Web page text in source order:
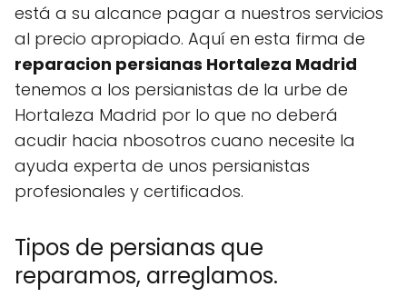
está a su alcance pagar a nuestros servicios
al precio apropiado. Aquí en esta firma de
reparacion persianas Hortaleza Madrid
tenemos a los persianistas de la urbe de
Hortaleza Madrid por lo que no deberá
acudir hacia nbosotros cuano necesite la
ayuda experta de unos persianistas
profesionales y certificados.
Tipos de persianas que
reparamos, arreglamos.